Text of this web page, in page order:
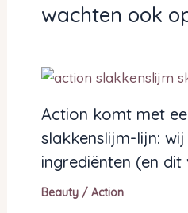
wachten ook
Action komt met
slakkenslijm-lijn:
ingrediënten (en
Beauty/ Action